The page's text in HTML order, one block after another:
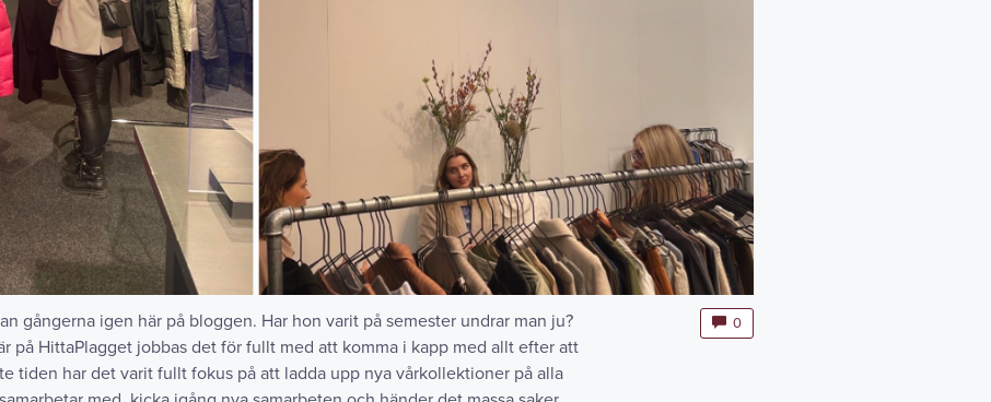
gångerna igen här på bloggen. Har hon varit på semester undrar man ju?
på HittaPlagget jobbas det för fullt med att komma i kapp med allt efter att
tiden har det varit fullt fokus på att ladda upp nya vårkollektioner på alla
0